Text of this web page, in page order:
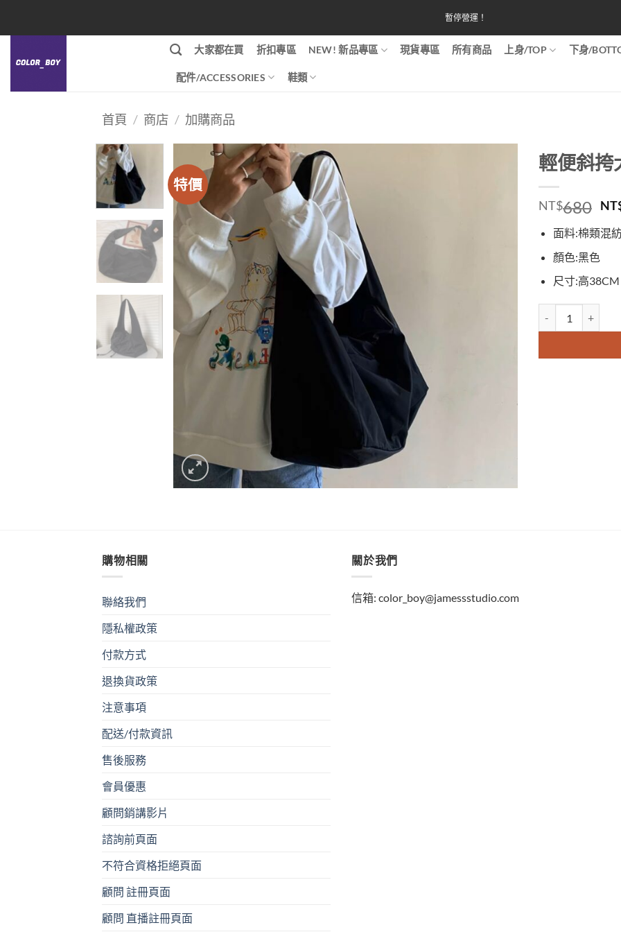
暫停營運！
大家都在買 折扣專區 NEW! 新品專區 現貨專區 所有商品 上身/TOP 下身/
配件/ACCESSORIES 鞋類
首頁 / 商店 / 加購商品
特價
輕便斜挎
NT$680 原
始
價
格
面料:棉類混
顏色:黑色
尺寸:高
購物相關
聯絡我們
隱私權政策
付款方式
退換貨政策
注意事項
配送/付款資訊
售後服務
會員優惠
顧問銷講影片
諮詢前頁面
不符合資格拒絕頁面
顧問 註冊頁面
顧問 直播註冊頁面
關於我們
信箱: color_boy@jamessstudio.com